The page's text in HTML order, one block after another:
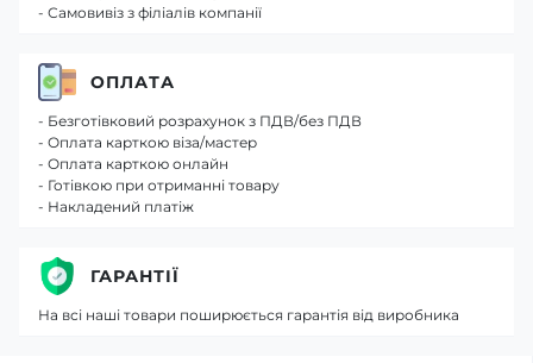
- Самовивіз з філіалів компанії
ОПЛАТА
- Безготівковий розрахунок з ПДВ/без ПДВ
- Оплата карткою віза/мастер
- Оплата карткою онлайн
- Готівкою при отриманні товару
- Накладений платіж
ГАРАНТІЇ
На всі наші товари поширюється гарантія від виробника